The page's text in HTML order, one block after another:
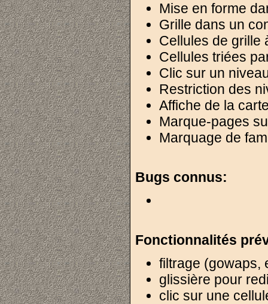
Mise en forme
Grille dans un
Cellules de grille
Cellules triées
Clic sur un
Restriction des
Affiche de la
Marque-pages
Marquage de
Bugs connus:
Fonctionnalités
filtrage (gowaps,
glissière pour
clic sur une